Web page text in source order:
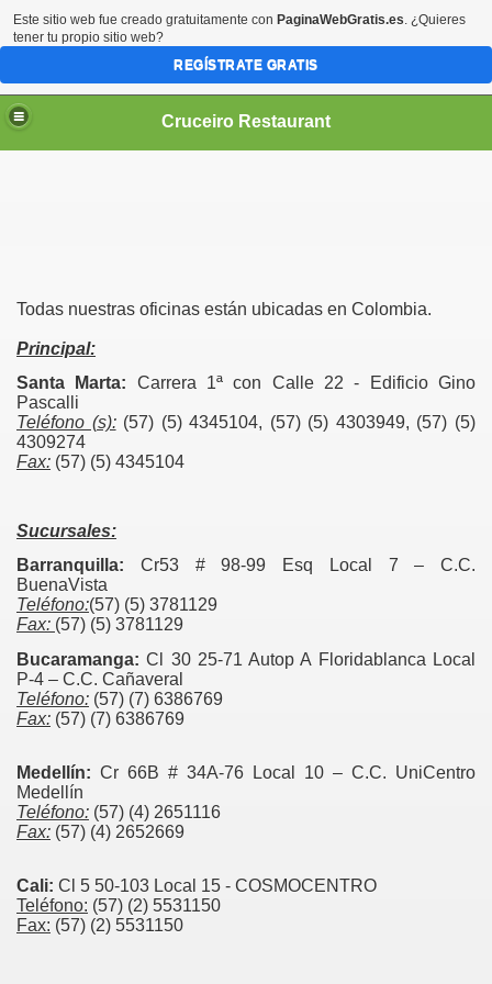
Cruceiro Restaurant
Todas nuestras oficinas están ubicadas en Colombia.
Principal:
Santa Marta: Carrera 1ª con Calle 22 - Edificio Gino
Pascalli
Teléfono (s):(57) (5) 4345104, (57) (5) 4303949, (57) (5)
4309274
Fax: (57) (5) 4345104
Sucursales:
Barranquilla: Cr53 # 98-99 Esq Local 7 – C.C.
BuenaVista
Teléfono:(57) (5) 3781129
Fax: (57) (5) 3781129
Bucaramanga: Cl 30 25-71 Autop A Floridablanca Local
P-4 – C.C. Cañaveral
Teléfono: (57) (7) 6386769
Fax: (57) (7) 6386769
Medellín: Cr 66B # 34A-76 Local 10 – C.C. UniCentro
Medellín
Teléfono: (57) (4) 2651116
Fax: (57) (4) 2652669
Cali: Cl 5 50-103 Local 15 - COSMOCENTRO
Teléfono: (57) (2) 5531150
Fax: (57) (2) 5531150
Este sitio web fue creado gratuitamente con PaginaWebGratis.es. ¿Quieres
tener tu propio sitio web?
REGÍSTRATE GRATIS